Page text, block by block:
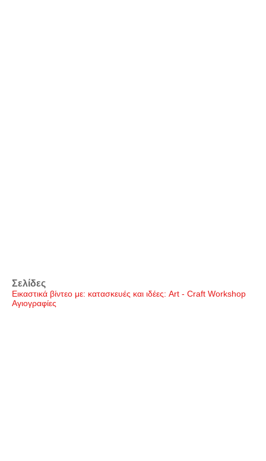
Σελίδες
Εικαστικά βίντεο με: κατασκευές και ιδέες: Art - Craft Workshop
Αγιογραφίες